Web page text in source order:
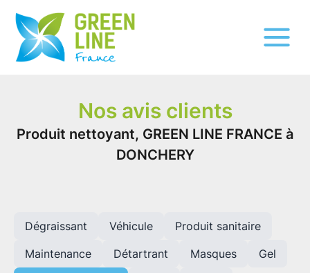
Produit nettoyant, GREEN LINE FRANCE à
DONCHERY
Nos avis clients
Dégraissant Véhicule
Produit sanitaire
Maintenance
Détartrant Masques
Gel